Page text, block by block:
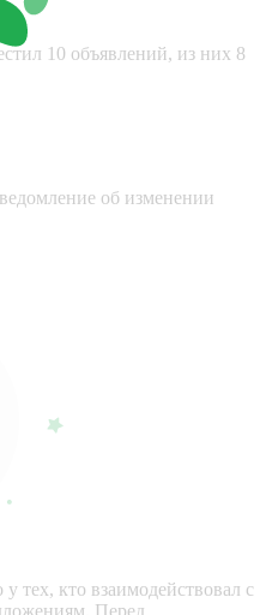
10 объявлений, из них 8
об изменении
тех, кто взаимодействовал с
Перед